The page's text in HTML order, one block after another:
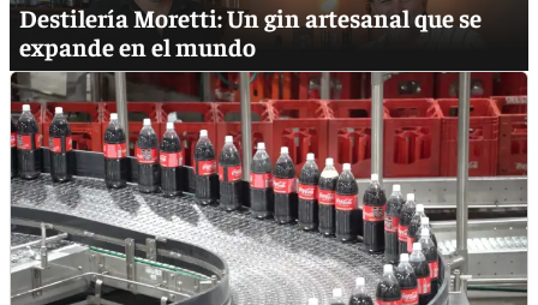
Destilería Moretti: Un gin artesanal que se
expande en el mundo